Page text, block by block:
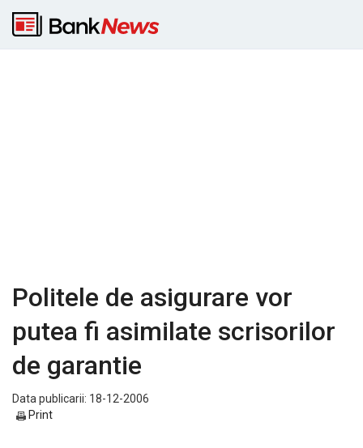
Politele de asigurare vor
putea fi asimilate scrisorilor
de garantie
Data publicarii: 18-12-2006
Print